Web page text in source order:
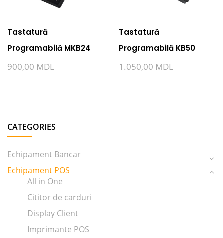
CATEGORIES
Echipament Bancar
Echipament POS
All in One
Cititor de carduri
Display Client
Imprimante POS
Tastatură
Programabilă MKB24
900,00 MDL
Tastatură
Programabilă KB50
1.050,00 MDL